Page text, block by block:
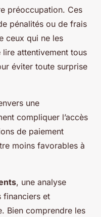
préoccupation. Ces
pénalités ou de frais
ceux qui ne les
attentivement tous
éviter toute surprise
une
compliquer l’accès
de paiement
moins favorables à
, une analyse
financiers et
Bien comprendre les